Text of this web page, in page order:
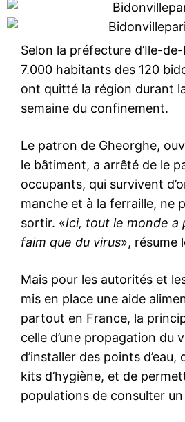
Selon la préfecture d’Ile-
7.000 habitants des 120
ont quitté la région durant
semaine du confinement.
Le patron de Gheorghe,
le bâtiment, a arrêté de le
occupants, qui survivent
manche et à la ferraille, ne
sortir. «Ici, tout le monde a
faim que du virus», résume
Mais pour les autorités et
mis en place une aide
partout en France, la
celle d’une propagation du
d’installer des points
kits d’hygiène, et de
populations de consulter